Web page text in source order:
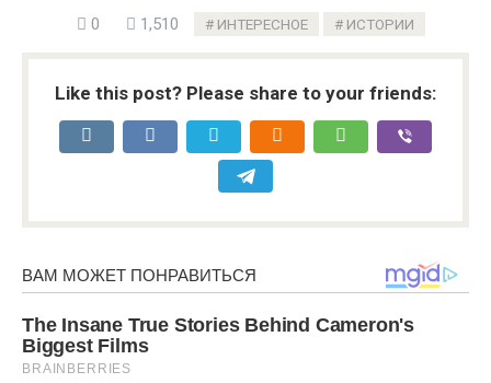
0 1,510 ИНТЕРЕСНОЕ ИСТОРИИ
Like this post? Please share to your friends: